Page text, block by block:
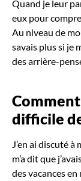
Quand je leur
eux pour
Au niveau de
savais plus si je
des arrière-
difficile
J’en ai discuté
m’a dit que
des vacances